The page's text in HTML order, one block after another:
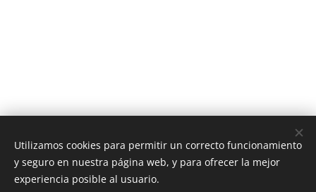
AS Digital News
Utilizamos cookies para permitir un correcto funcionamiento
y seguro en nuestra página web, y para ofrecer la mejor
experiencia posible al usuario.